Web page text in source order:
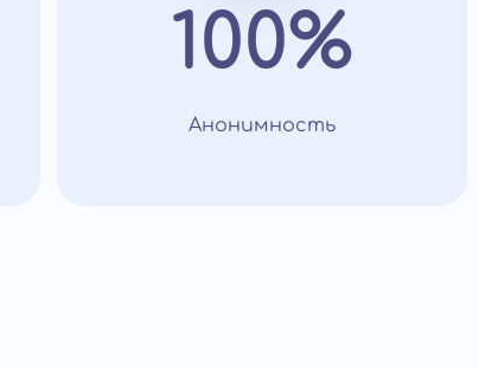
100%
Анонимность